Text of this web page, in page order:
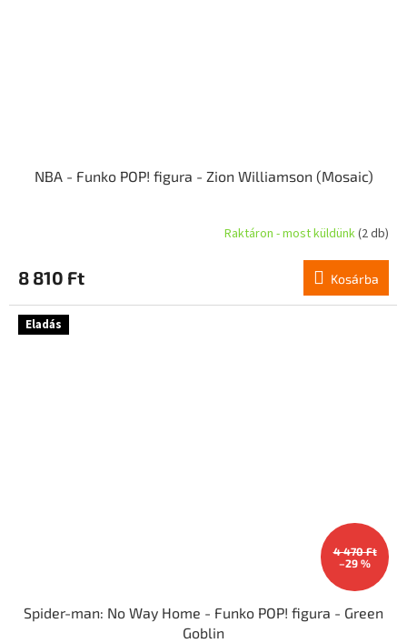
NBA - Funko POP! figura - Zion Williamson (Mosaic)
Raktáron - most küldünk(2 db)
8 810 Ft Kosárba
Eladás
4 470 Ft
–29 %
Spider-man: No Way Home - Funko POP! figura - Green
Goblin